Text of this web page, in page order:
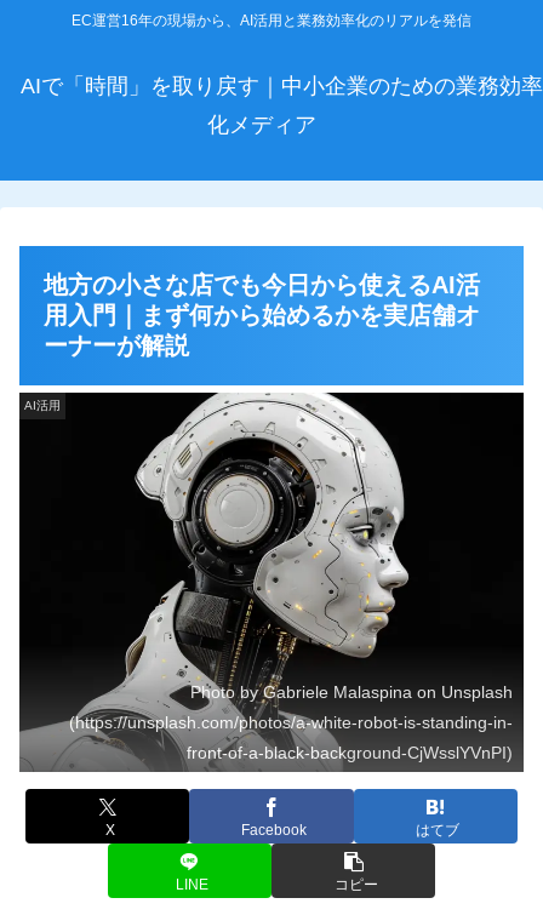
EC運営16年の現場から、AI活用と業務効率化のリアルを発信
AIで「時間」を取り戻す｜中小企業のための業務効率
化メディア
地方の小さな店でも今日から使えるAI活
用入門｜まず何から始めるかを実店舗オ
ーナーが解説
AI活用
Photo by Gabriele Malaspina on Unsplash
(https://unsplash.com/photos/a-white-robot-is-standing-in-
front-of-a-black-background-CjWsslYVnPI)
X Facebook はてブ
LINE コピー